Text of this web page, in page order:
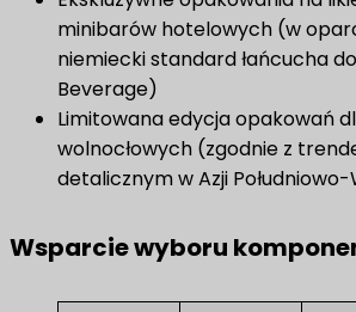
minibarów hotelowych (w
niemiecki standard łańcucha
Beverage)
Limitowana edycja opakowań
wolnocłowych (zgodnie z
detalicznym w Azji
Wsparcie wyboru